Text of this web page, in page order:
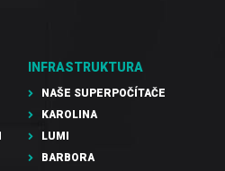
INFRASTRUKTURA
NAŠE SUPERPOČÍTAČE
KAROLINA
LUMI
BARBORA